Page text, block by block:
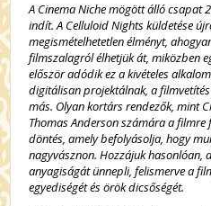
A Cinema Niche mögött álló csapat
indít. A Celluloid Nights küldetése
megismételhetetlen élményt,
filmszalagról élhetjük át, miközben
először adódik ez a kivételes
digitálisan projektálnak, a
más. Olyan kortárs rendezők, mint
Thomas Anderson számára a
döntés, amely befolyásolja, hogy
nagyvásznon. Hozzájuk hasonlóan,
anyagiságát ünnepli, felismerve a
egyediségét és örök dicsőségét.